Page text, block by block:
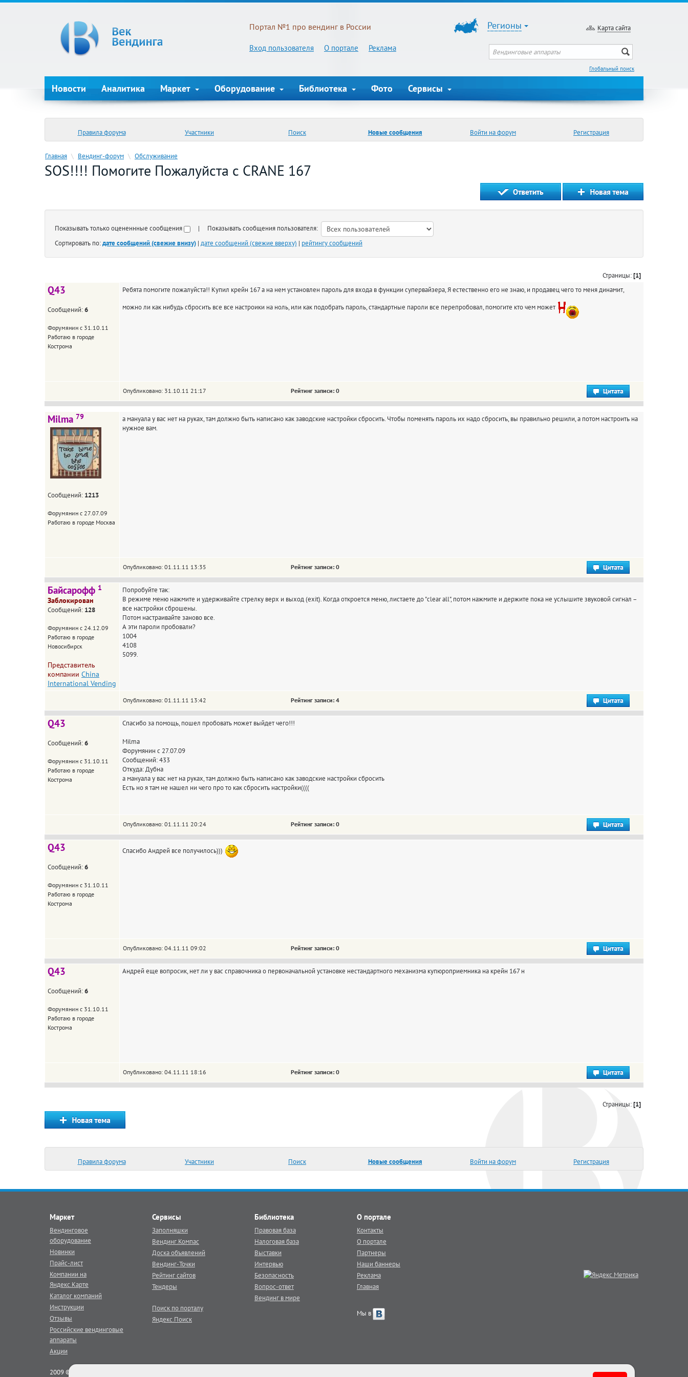
Портал №1 про вендинг в России
Вход пользователя О портале Реклама
Регионы Карта сайта
Глобальный поиск
Новости Аналитика Маркет Оборудование Библиотека Фото Сервисы
Правила форума Участники Поиск Новые сообщения Войти на форум Регистрация
Главная \ Вендинг-форум \ Обслуживание
SOS!!!! Помогите Пожалуйста с CRANE 167
Показывать только оцененнные сообщения
| Показывать сообщения пользователя:
Сортировать по:дате сообщений (свежие внизу) | дате сообщений (свежие вверху) | рейтингу сообщений
Страницы:[1]
Q43
Сообщений:6
Форумянин с 31.10.11
Работаю в городе
Кострома
Ребята помогите пожалуйста!! Купил крейн 167 а на нем установлен пароль для входа в функции супервайзера, Я естественно его не знаю, и продавец чего то меня динамит,
можно ли как нибудь сбросить все все настроики на ноль, или как подобрать пароль, стандартные пароли все перепробовал, помогите кто чем может
Опубликовано: 31.10.11 21:17 Рейтинг записи: 0
Milma 79
Сообщений: 1213
Форумянин с 27.07.09
Работаю в городе Москва
а мануала у вас нет на руках, там должно быть написано как заводские настройки сбросить. Чтобы поменять пароль их надо сбросить, вы правильно решили, а потом настроить на
нужное вам.
Опубликовано: 01.11.11 13:35 Рейтинг записи: 0
Байсарофф 1
Заблокирован
Сообщений: 128
Форумянин с 24.12.09
Работаю в городе
Новосибирск
Представитель
компании China
International Vending
Попробуйте так:
В режиме меню нажмите и удерживайте стрелку верх и выход (exit). Когда откроется меню, листаете до "clear all", потом нажмите и держите пока не услышите звуковой сигнал –
все настройки сброшены.
Потом настраивайте заново все.
А эти пароли пробовали?
1004
4108
5099.
Опубликовано: 01.11.11 13:42 Рейтинг записи: 4
Q43
Сообщений:6
Форумянин с 31.10.11
Работаю в городе
Кострома
Спасибо за помощь, пошел пробовать может выйдет чего!!!
Milma
Форумянин с 27.07.09
Сообщений: 433
Откуда: Дубна
а мануала у вас нет на руках, там должно быть написано как заводские настройки сбросить
Есть но я там не нашел ни чего про то как сбросить настройки((((
Опубликовано: 01.11.11 20:24 Рейтинг записи: 0
Q43
Сообщений:6
Форумянин с 31.10.11
Работаю в городе
Кострома
Спасибо Андрей все получилось)))
Опубликовано: 04.11.11 09:02 Рейтинг записи: 0
Q43
Сообщений:6
Форумянин с 31.10.11
Работаю в городе
Кострома
Андрей еще вопросик, нет ли у вас справочника о первоначальной установке нестандартного механизма купюроприемника на крейн 167 н
Опубликовано: 04.11.11 18:16 Рейтинг записи: 0
Страницы:[1]
Правила форума Участники Поиск Новые сообщения Войти на форум Регистрация
Маркет
Вендинговое
оборудование
Новинки
Прайс-лист
Компании на
Яндекс.Карте
Каталог компаний
Инструкции
Отзывы
Российские вендинговые
аппараты
Акции
Сервисы
Заполняшки
Вендинг.Компас
Доска объявлений
Вендинг-Точки
Рейтинг сайтов
Тендеры
Поиск по порталу
Яндекс.Поиск
Библиотека
Правовая база
Налоговая база
Выставки
Интервью
Безопасность
Вопрос-ответ
Вендинг в мире
О портале
Контакты
О портале
Партнеры
Наши баннеры
Реклама
Главная
Мы в
2009 © Век Вендинга - тематический